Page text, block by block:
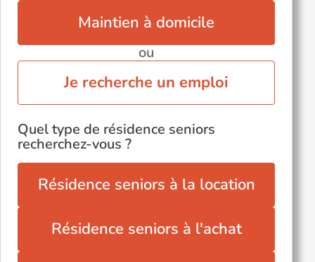
Maintien à domicile
ou
Je recherche un emploi
Quel type de résidence seniors
recherchez-vous ?
Résidence seniors à la location
Résidence seniors à l'achat